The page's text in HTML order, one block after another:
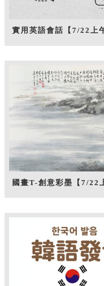
實用英語會話【7/22上
國畫T-創意彩墨【7/22